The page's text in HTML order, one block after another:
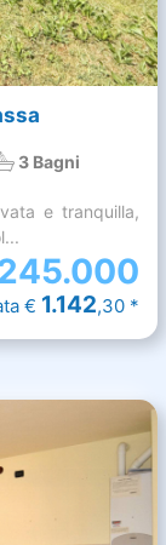
3 Bagni
e tranquilla,
€ 1.142,30 *